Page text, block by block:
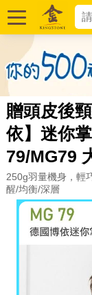
贈頭皮後
依】迷你
79/MG79
250g羽量機身，輕
醒/均衡/深層